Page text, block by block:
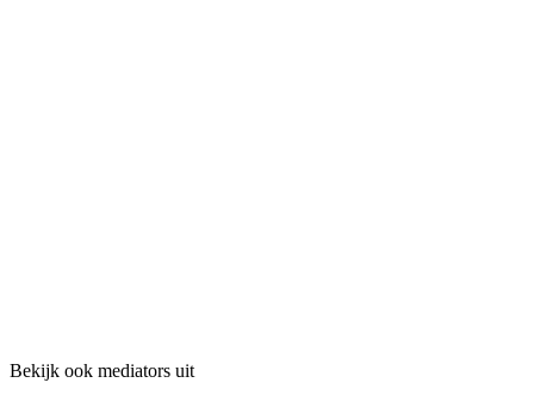
Bekijk ook mediators uit